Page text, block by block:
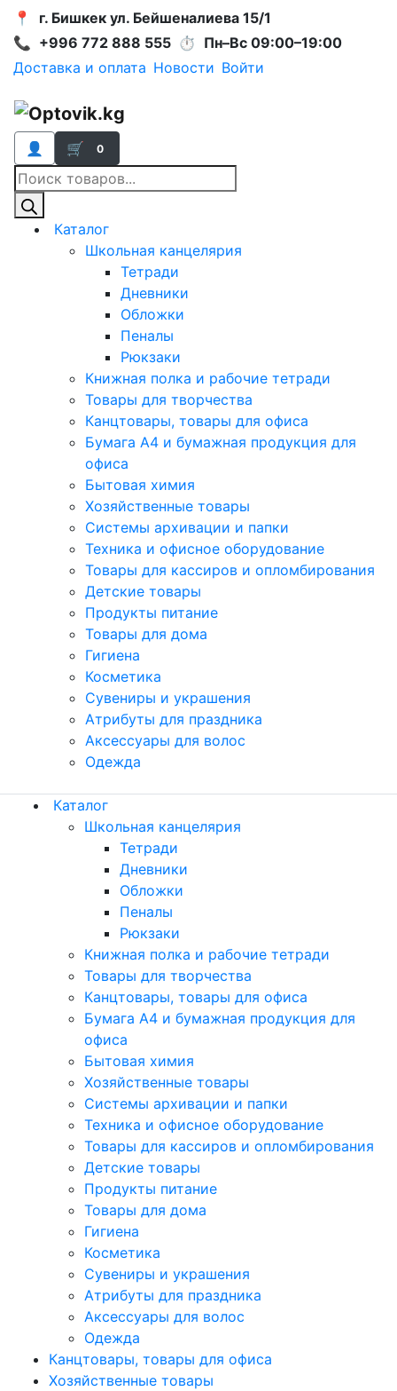
📍
г. Бишкек ул. Бейшеналиева 15/1
📞 +996 772 888 555 ⏱ Пн–Вс 09:00–19:00
Доставка и оплата Новости Войти
👤 🛒 0
Поиск
товаров
Каталог
Школьная канцелярия
Тетради
Дневники
Обложки
Пеналы
Рюкзаки
Книжная полка и рабочие тетради
Товары для творчества
Канцтовары, товары для офиса
Бумага А4 и бумажная продукция для
офиса
Бытовая химия
Хозяйственные товары
Системы архивации и папки
Техника и офисное оборудование
Товары для кассиров и опломбирования
Детские товары
Продукты питание
Товары для дома
Гигиена
Косметика
Сувениры и украшения
Атрибуты для праздника
Аксеcсуары для волос
Одежда
Каталог
Школьная канцелярия
Тетради
Дневники
Обложки
Пеналы
Рюкзаки
Книжная полка и рабочие тетради
Товары для творчества
Канцтовары, товары для офиса
Бумага А4 и бумажная продукция для
офиса
Бытовая химия
Хозяйственные товары
Системы архивации и папки
Техника и офисное оборудование
Товары для кассиров и опломбирования
Детские товары
Продукты питание
Товары для дома
Гигиена
Косметика
Сувениры и украшения
Атрибуты для праздника
Аксеcсуары для волос
Одежда
Канцтовары, товары для офиса
Хозяйственные товары